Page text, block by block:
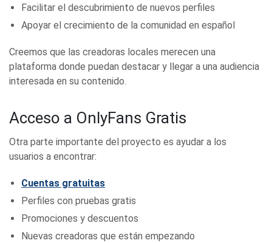
Facilitar el descubrimiento de nuevos perfiles
Apoyar el crecimiento de la comunidad en español
Creemos que las creadoras locales merecen una
plataforma donde puedan destacar y llegar a una audiencia
interesada en su contenido.
Acceso a OnlyFans Gratis
Otra parte importante del proyecto es ayudar a los
usuarios a encontrar:
Cuentas gratuitas
Perfiles con pruebas gratis
Promociones y descuentos
Nuevas creadoras que están empezando